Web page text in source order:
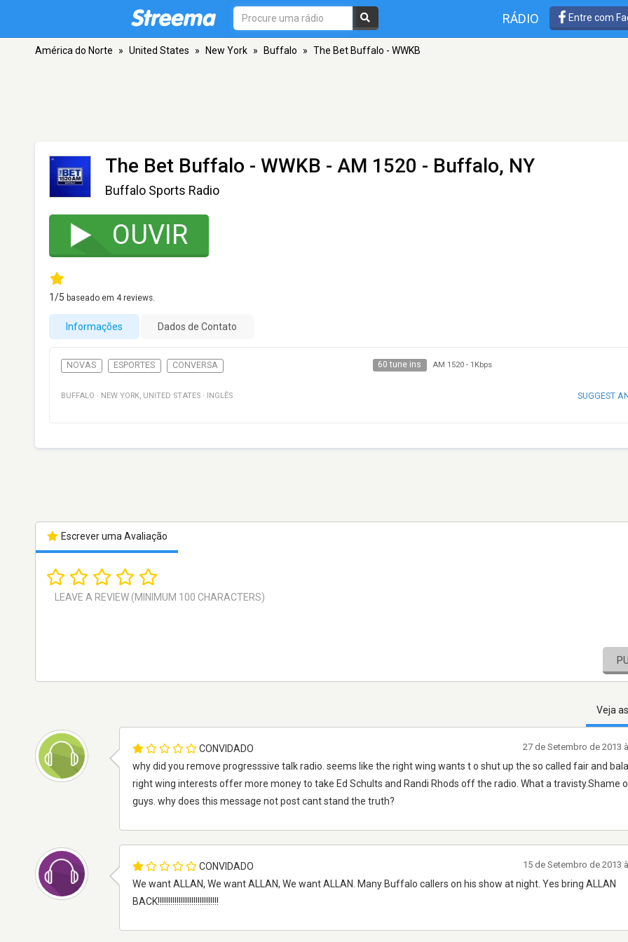
RÁDIO Entre com
América do Norte » United States » New York » Buffalo » The Bet Buffalo - WWKB
The Bet Buffalo - WWKB - AM 1520 - Buffalo, NY
Buffalo Sports Radio
OUVIR
1/5 baseado em 4reviews.
Informações Dados de Contato
NOVAS ESPORTES CONVERSA 60 tune ins AM 1520- 1Kbps
BUFFALO · NEW YORK, UNITED STATES · INGLÊS SUGGEST
Escrever uma Avaliação
Veja
CONVIDADO
why did you remove progresssive talk radio. seems like the right wing wants t o shut up the so called fair and
right wing interests offer more money to take Ed Schults and Randi Rhods off the radio. What a travisty.Shame
guys. why does this message not post cant stand the truth?
27 de Setembro de 2013
CONVIDADO
We want ALLAN, We want ALLAN, We want ALLAN. Many Buffalo callers on his show at night. Yes bring ALLAN
BACK!!!!!!!!!!!!!!!!!!!!!!!!!!!!!
15 de Setembro de 2013